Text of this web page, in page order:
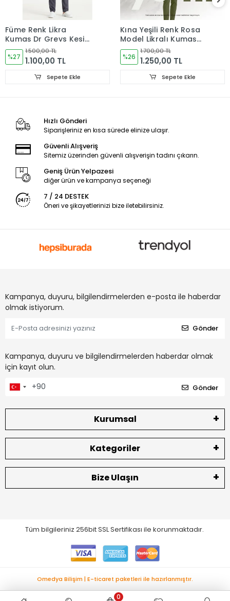
Füme Renk Likra
Kumaş Dr Greys Kesim
Takım Forma
%27
1.500,00 TL
1.100,00 TL
Sepete Ekle
Kına Yeşili Renk Rosa
Model Likralı Kumaş
Tek Renk Takım Forma
%26
1.700,00 TL
1.250,00 TL
Sepete Ekle
Hızlı Gönderi
Siparişleriniz en kısa sürede elinize ulaşır.
Güvenli Alışveriş
Sitemiz üzerinden güvenli alışverişin tadını çıkarın.
Geniş Ürün Yelpazesi
diğer ürün ve kampanya seçeneği
7 / 24 DESTEK
Öneri ve şikayetlerinizi bize iletebilirsiniz.
Kampanya, duyuru, bilgilendirmelerden e-posta ile haberdar
olmak istiyorum.
Gönder
Kampanya, duyuru ve bilgilendirmelerden haberdar olmak
için kayıt olun.
Gönder
Kurumsal
Kategoriler
Bize Ulaşın
Tüm bilgileriniz 256bit SSL Sertifikası ile korunmaktadır.
0
Omedya Bilişim | E-ticaret paketleri ile hazırlanmıştır.